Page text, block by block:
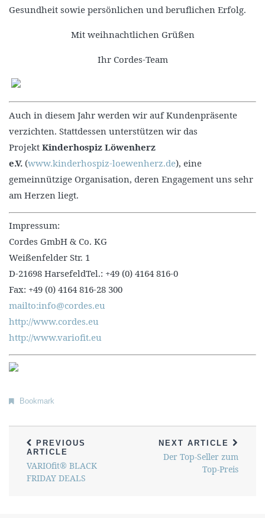
Gesundheit sowie persönlichen und beruflichen Erfolg.
Mit weihnachtlichen Grüßen
Ihr Cordes-Team
Auch in diesem Jahr werden wir auf Kundenpräsente
verzichten. Stattdessen unterstützen wir das
Projekt Kinderhospiz Löwenherz
e.V. (www.kinderhospiz-loewenherz.de), eine
gemeinnützige Organisation, deren Engagement uns sehr
am Herzen liegt.
Impressum:
Cordes GmbH & Co. KG
Weißenfelder Str. 1
D-21698 HarsefeldTel.: +49 (0) 4164 816-0
Fax: +49 (0) 4164 816-28 300
mailto:info@cordes.eu
http://www.cordes.eu
http://www.variofit.eu
Bookmark
PREVIOUS
ARTICLE
VARIOfit® BLACK
FRIDAY DEALS
NEXT ARTICLE
Der Top-Seller zum
Top-Preis